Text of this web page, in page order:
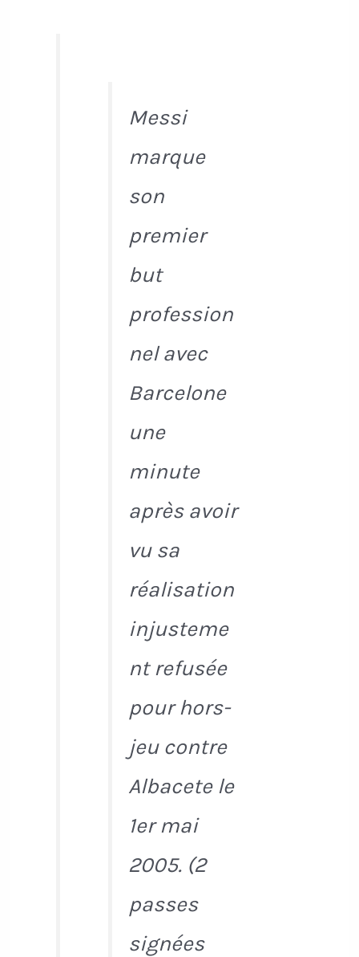
Messi
marque
son
premier
but
profession
nel avec
Barcelone
une
minute
après avoir
vu sa
réalisation
injusteme
nt refusée
pour hors-
jeu contre
Albacete le
1er mai
2005. (2
passes
signées